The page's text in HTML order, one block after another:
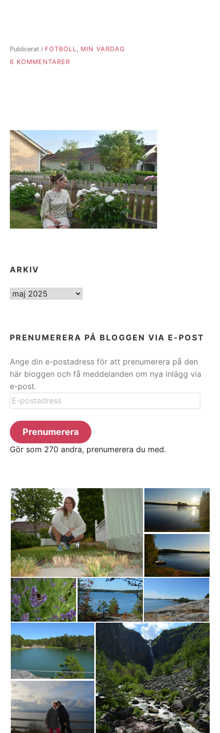
Publicerat i FOTBOLL
MIN VARDAG
6 KOMMENTARER
ARKIV
ARKIV
PRENUMERERA PÅ BLOGGEN VIA E-POST
Ange din e-postadress för att prenumerera på den
här bloggen och få meddelanden om nya inlägg via
e-post.
E-
postadress
Prenumerera
Gör som 270 andra, prenumerera du med.